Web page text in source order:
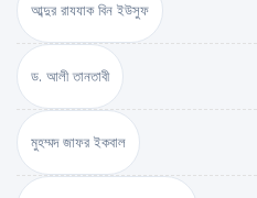
আব্দুর রাযযাক বিন ইউসুফ
ড. আলী তানতাবী
মুহম্মদ জাফর ইকবাল